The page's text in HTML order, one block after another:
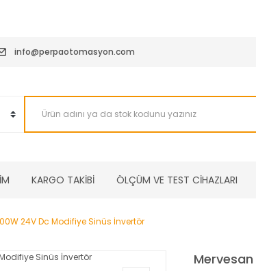
info@perpaotomasyon.com
KARGO TAKİBİ ÖLÇÜM VE TEST CİHAZLARI
24V Dc Modifiye Sinüs İnvertör